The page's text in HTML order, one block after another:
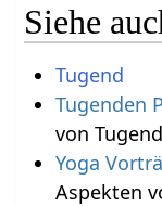
Siehe
Tugend
Tugenden
von
Yoga
Aspekten